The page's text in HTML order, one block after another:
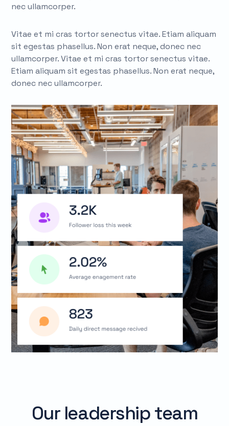
nec ullamcorper.
Vitae et mi cras tortor senectus vitae. Etiam aliquam
sit egestas phasellus. Non erat neque, donec nec
ullamcorper. Vitae et mi cras tortor senectus vitae.
Etiam aliquam sit egestas phasellus. Non erat neque,
donec nec ullamcorper.
Our leadership team